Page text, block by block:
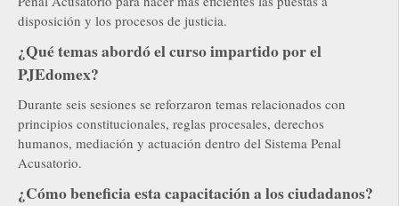
disposición y los procesos de justicia.
¿Qué temas abordó el curso impartido por el
PJEdomex?
Durante seis sesiones se reforzaron temas relacionados con
principios constitucionales, reglas procesales, derechos
humanos, mediación y actuación dentro del Sistema Penal
Acusatorio.
¿Cómo beneficia esta capacitación a los ciudadanos?